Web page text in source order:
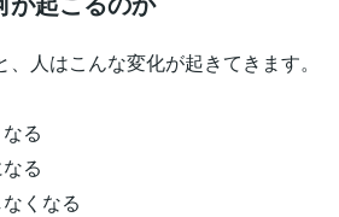
人はこんな変化が起きてきます。
る
る
くなる